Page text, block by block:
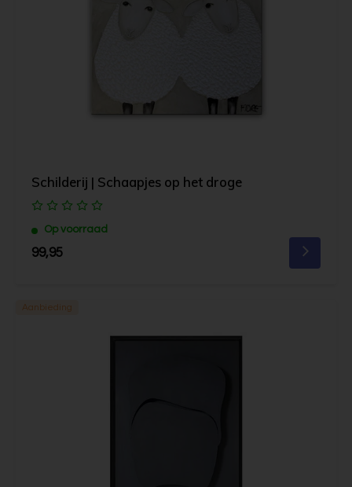
Schilderij | Schaapjes op het droge
Op voorraad
99,95
Aanbieding